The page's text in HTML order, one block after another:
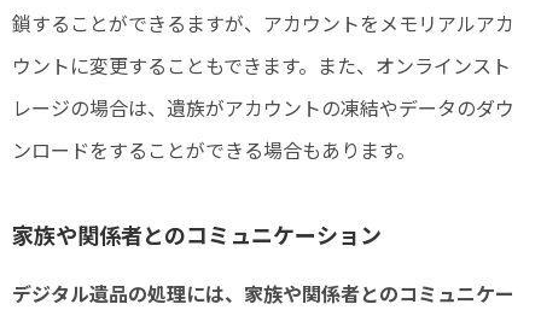
鎖することができるますが、アカウントをメモリアルアカ
ウントに変更することもできます。また、オンラインスト
レージの場合は、遺族がアカウントの凍結やデータのダウ
ンロードをすることができる場合もあります。
家族や関係者とのコミュニケーション
デジタル遺品の処理には、家族や関係者とのコミュニケー